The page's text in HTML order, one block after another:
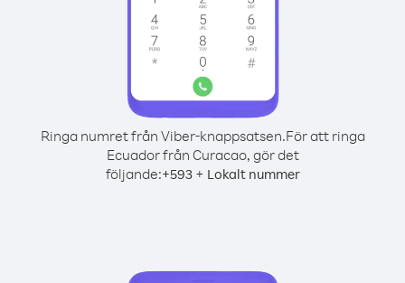
Ringa numret från Viber-knappsatsen.För att ringa
Ecuador från Curacao, gör det
följande:+593+ Lokalt nummer